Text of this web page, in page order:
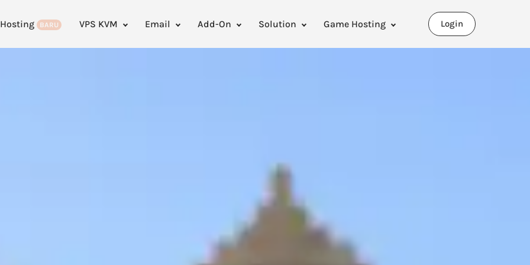
Hosting BARU VPS KVM Email Add-On Solution Game Hosting Login